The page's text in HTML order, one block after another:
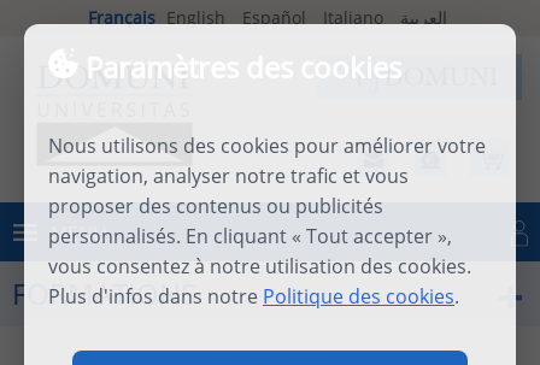
Paramètres des cookies
Nous utilisons des cookies pour améliorer votre
navigation, analyser notre trafic et vous
proposer des contenus ou publicités
personnalisés. En cliquant « Tout accepter »,
vous consentez à notre utilisation des cookies.
Plus d'infos dans notre Politique des cookies.
Français English Español Italiano العربية
MENU Se connecter
FORMATIONS